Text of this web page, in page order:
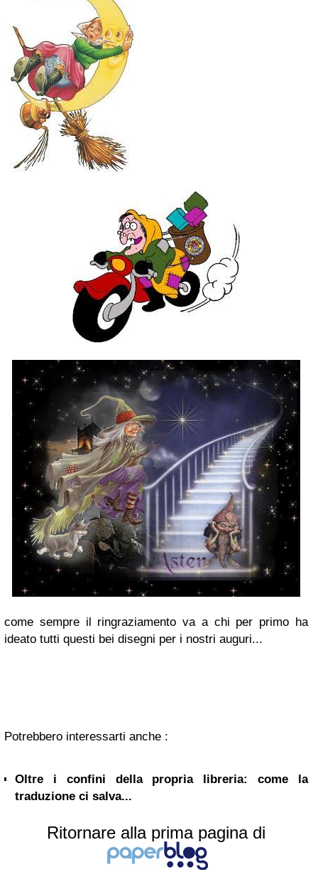
come sempre il ringraziamento va a chi per primo ha
ideato tutti questi bei disegni per i nostri auguri...
Potrebbero interessarti anche :
Oltre i confini della propria libreria: come la
traduzione ci salva...
Ritornare alla prima pagina di